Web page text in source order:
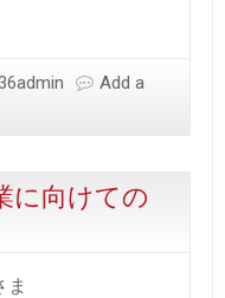
Add a
に向けての
ま